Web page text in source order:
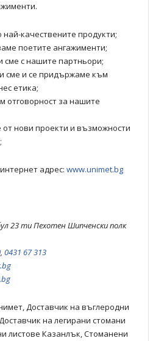
качествените продукти;
поетите ангажименти;
сме с нашите партньори;
сме и се придържаме към
етика;
отговорност за нашите
от нови проекти и възможности
адрес: www.unimet.bg
23 ти Пехотен Шипченски полк
, 0431 67 313
Доставчик на въглеродни
на легирани стомани
листове Казанлък, Стоманени